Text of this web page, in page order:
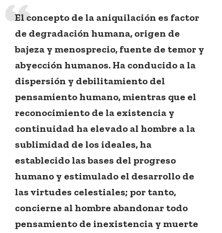
El concepto de la aniquilación es factor
de degradación humana, origen de
bajeza y menosprecio, fuente de temor y
abyección humanos. Ha conducido a la
dispersión y debilitamiento del
pensamiento humano, mientras que el
reconocimiento de la existencia y
continuidad ha elevado al hombre a la
sublimidad de los ideales, ha
establecido las bases del progreso
humano y estimulado el desarrollo de
las virtudes celestiales; por tanto,
concierne al hombre abandonar todo
pensamiento de inexistencia y muerte